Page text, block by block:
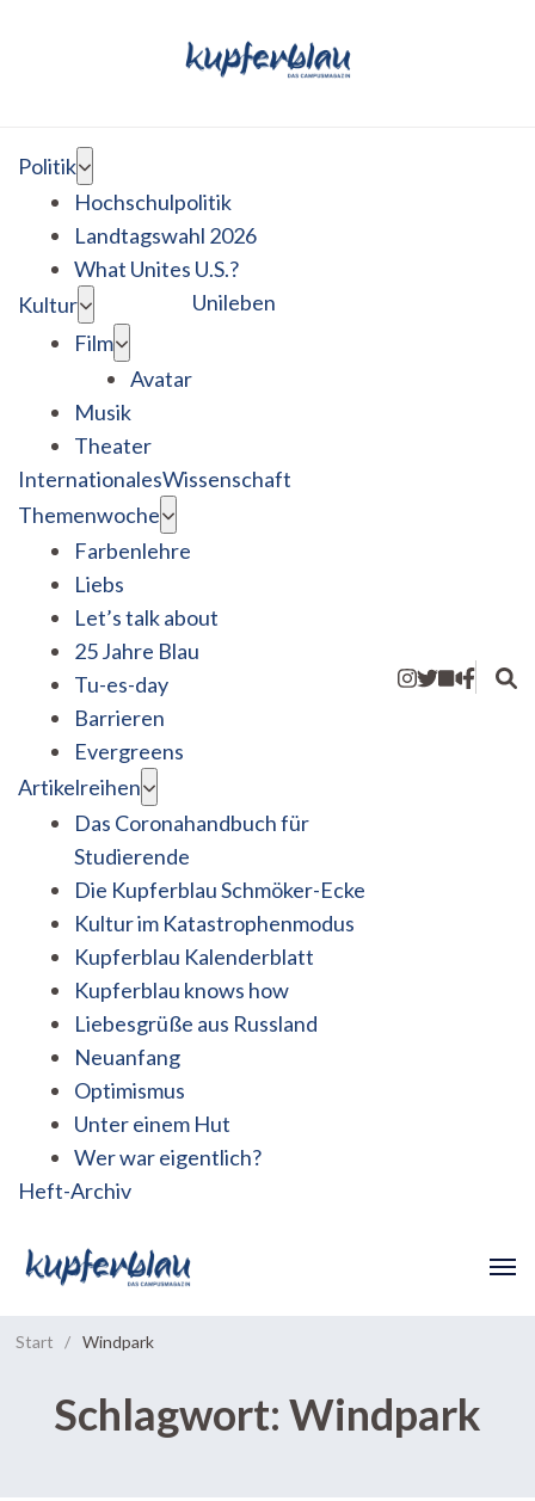
Politik
Hochschulpolitik
Landtagswahl 2026
What Unites U.S.?
Kultur
Film
Avatar
Musik
Theater
Unileben
InternationalesWissenschaft
Themenwoche
Farbenlehre
Liebs
Let’s talk about
25 Jahre Blau
Tu-es-day
Barrieren
Evergreens
Artikelreihen
Das Coronahandbuch für
Studierende
Die Kupferblau Schmöker-Ecke
Kultur im Katastrophenmodus
Kupferblau Kalenderblatt
Kupferblau knows how
Liebesgrüße aus Russland
Neuanfang
Optimismus
Unter einem Hut
Wer war eigentlich?
Heft-Archiv
Start / Windpark
Schlagwort: Windpark